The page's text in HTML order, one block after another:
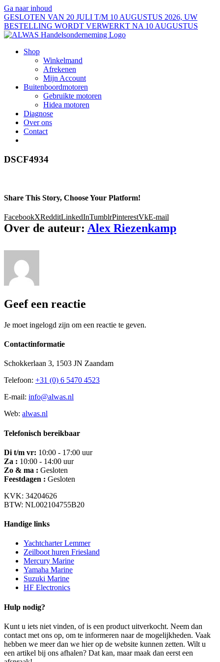
Ga naar inhoud
GESLOTEN VAN 20 JULI T/M 10 AUGUSTUS 2026, UW
BESTELLING WORDT VERWERKT NA 10 AUGUSTUS
Shop
Winkelmand
Afrekenen
Mijn Account
Buitenboordmotoren
Gebruikte motoren
Hidea motoren
Diagnose
Over ons
Contact
DSCF4934
Share This Story, Choose Your Platform!
FacebookXRedditLinkedInTumblrPinterestVkE-mail
Over de auteur: Alex Riezenkamp
Geef een reactie
Je moet ingelogd zijn om een reactie te geven.
Contactinformatie
Schokkerlaan 3, 1503 JN Zaandam
Telefoon: +31 (0) 6 5470 4523
E-mail: info@alwas.nl
Web: alwas.nl
Telefonisch bereikbaar
Di t/m vr: 10:00 - 17:00 uur
Za : 10:00 - 14:00 uur
Zo & ma : Gesloten
Feestdagen : Gesloten
KVK: 34204626
BTW: NL002104755B20
Handige links
Yachtcharter Lemmer
Zeilboot huren Friesland
Mercury Marine
Yamaha Marine
Suzuki Marine
HF Electronics
Hulp nodig?
Kunt u iets niet vinden, of is een product uitverkocht. Neem dan
contact met ons op, om te informeren naar de mogelijkheden. Vaak
hebben we meer dan we hier op de website kunnen zetten. Wilt u
een artikel bij ons afhalen? Dat kan, maar maak dan eerst een